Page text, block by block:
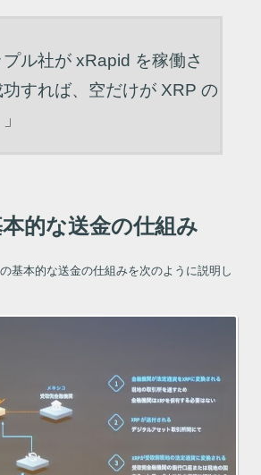
プル社が xRapid を稼働さ
すれば、空だけが XRP の
的な送金の仕組み
基本的な送金の仕組みを次のように説明し